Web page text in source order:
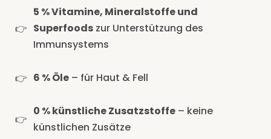
5 % Vitamine, Mineralstoffe und
Superfoods zur Unterstützung des
Immunsystems
6 % Öle – für Haut & Fell
0 % künstliche Zusatzstoffe – keine
künstlichen Zusätze